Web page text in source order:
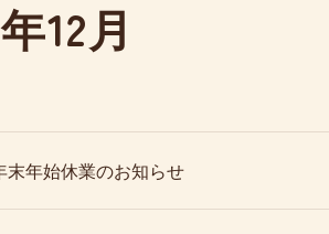
12月
末年始休業のお知らせ